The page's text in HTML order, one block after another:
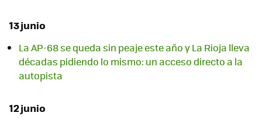
13 junio
La AP-68 se queda sin peaje este año y La Rioja lleva
décadas pidiendo lo mismo: un acceso directo a la
autopista
12 junio